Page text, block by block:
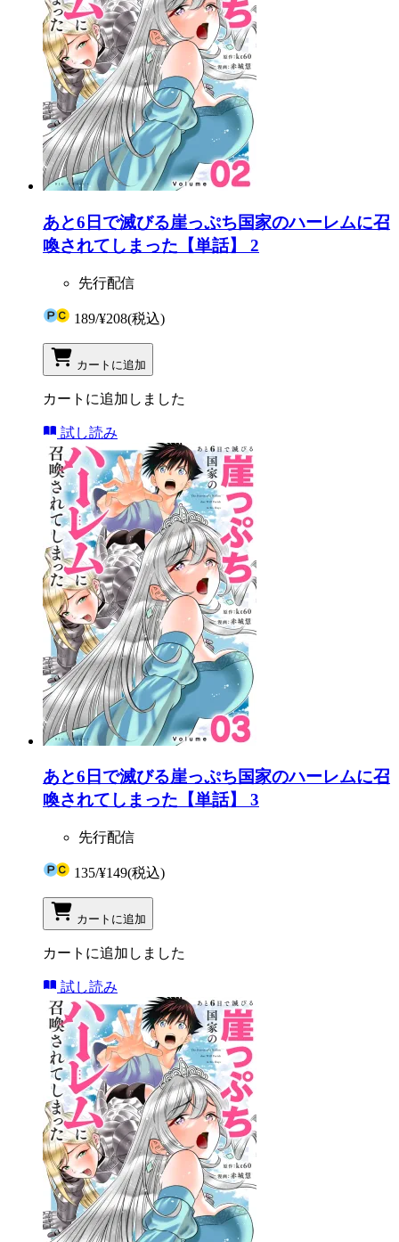
あと6日で滅びる崖っぷち国家のハーレムに召
喚されてしまった【単話】 2
先行配信
189/¥208(税込)
カートに追加
カートに追加しました
試し読み
あと6日で滅びる崖っぷち国家のハーレムに召
喚されてしまった【単話】 3
先行配信
135/¥149(税込)
カートに追加
カートに追加しました
試し読み